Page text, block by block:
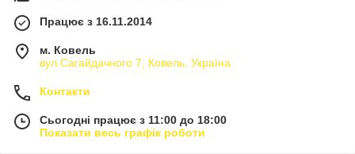
Працює з 16.11.2014
м. Ковель
вул.Сагайдачного 7, Ковель, Україна
Контакти
Сьогодні працює з 11:00 до 18:00
Показати весь графік роботи